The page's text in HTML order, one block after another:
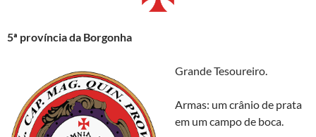
5ª província da Borgonha
Grande Tesoureiro.
Armas: um crânio de prata
em um campo de boca.